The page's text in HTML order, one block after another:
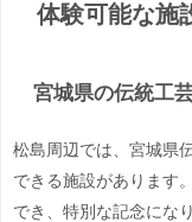
体験可能な施
宮城県の伝統工
松島周辺では、宮城県
できる施設があります
でき、特別な記念にな